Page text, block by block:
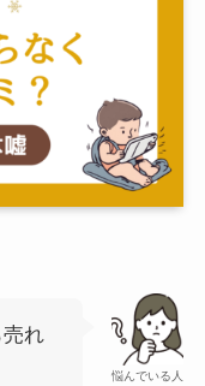
悩んでいる人
れ